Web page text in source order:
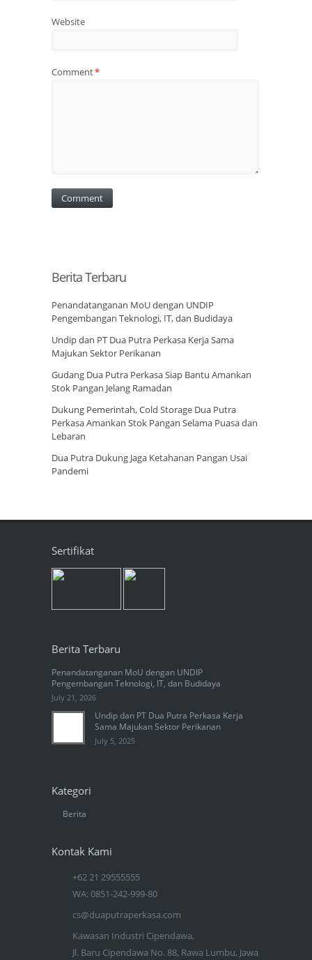
Website
Comment*
Berita Terbaru
Penandatanganan MoU dengan UNDIP
Pengembangan Teknologi, IT, dan Budidaya
Undip dan PT Dua Putra Perkasa Kerja Sama
Majukan Sektor Perikanan
Gudang Dua Putra Perkasa Siap Bantu Amankan
Stok Pangan Jelang Ramadan
Dukung Pemerintah, Cold Storage Dua Putra
Perkasa Amankan Stok Pangan Selama Puasa dan
Lebaran
Dua Putra Dukung Jaga Ketahanan Pangan Usai
Pandemi
Sertifikat
Berita Terbaru
Penandatanganan MoU dengan UNDIP
Pengembangan Teknologi, IT, dan Budidaya
July 21, 2026
Undip dan PT Dua Putra Perkasa Kerja
Sama Majukan Sektor Perikanan
July 5, 2025
Kategori
Berita
Kontak Kami
+62 21 29555555
WA: 0851-242-999-80
cs@duaputraperkasa.com
Kawasan Industri Cipendawa,
Jl. Baru Cipendawa No. 88, Rawa Lumbu, Jawa